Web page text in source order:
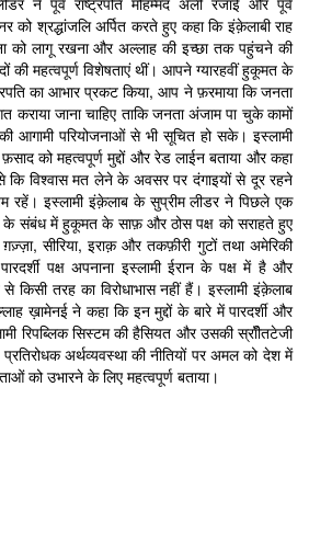
को श्रद्धांजलि अर्पित करते हुए कहा कि इंक़ेलाबी राह
को लागू रखना और अल्लाह की इच्छा तक पहुंचने की
की महत्वपूर्ण विशेषताएं थीं। आपने ग्यारहवीं हुकूमत के
का आभार प्रकट किया, आप ने फ़रमाया कि जनता
जाना चाहिए ताकि जनता अंजाम पा चुके कामों
आगामी परियोजनाओं से भी सूचित हो सके। इस्लामी
को महत्वपूर्ण मुद्दों और रेड लाईन बताया और कहा
विश्वास मत लेने के अवसर पर दंगाइयों से दूर रहने
रहें। इस्लामी इंक़ेलाब के सुप्रीम लीडर ने पिछले एक
के संबंध में हुकूमत के साफ़ और ठोस पक्ष को सराहते हुए
सीरिया, इराक़ और तकफ़ीरी गुटों तथा अमेरिकी
पक्ष अपनाना इस्लामी ईरान के पक्ष में है और
किसी तरह का विरोधाभास नहीं हैं। इस्लामी इंक़ेलाब
ख़ामेनई ने कहा कि इन मुद्दों के बारे में पारदर्शी और
रिपब्लिक सिस्टम की हैसियत और उसकी स्रॉीतटेजी
अर्थव्यवस्था की नीतियों पर अमल को देश में
को उभारने के लिए महत्वपूर्ण बताया।